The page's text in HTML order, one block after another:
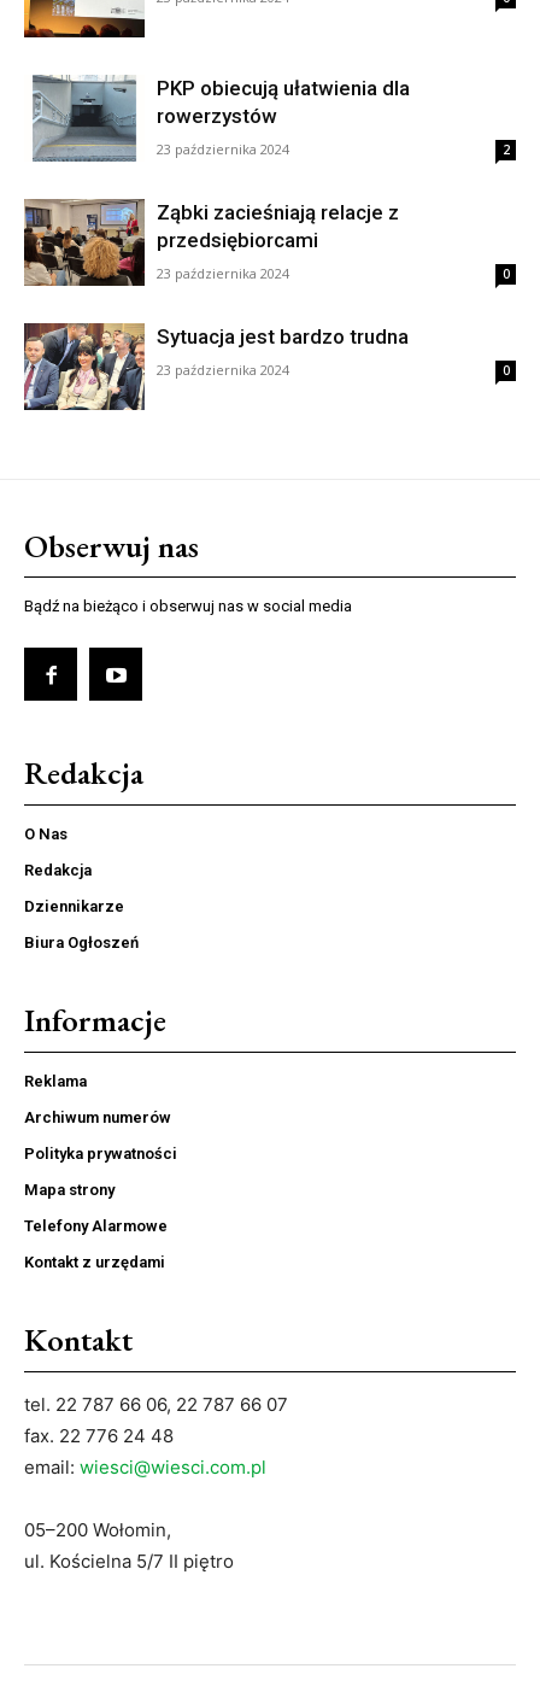
PKP obiecują ułatwienia dla
rowerzystów
23 października 2024 2
Ząbki zacieśniają relacje z
przedsiębiorcami
23 października 2024 0
Sytuacja jest bardzo trudna
23 października 2024 0
Obserwuj nas
Bądź na bieżąco i obserwuj nas w social media
Redakcja
O Nas
Redakcja
Dziennikarze
Biura Ogłoszeń
Informacje
Reklama
Archiwum numerów
Polityka prywatności
Mapa strony
Telefony Alarmowe
Kontakt z urzędami
Kontakt
tel. 22 787 66 06, 22 787 66 07
fax. 22 776 24 48
email: wiesci@wiesci.com.pl
05–200 Wołomin,
ul. Kościelna 5/7 II piętro